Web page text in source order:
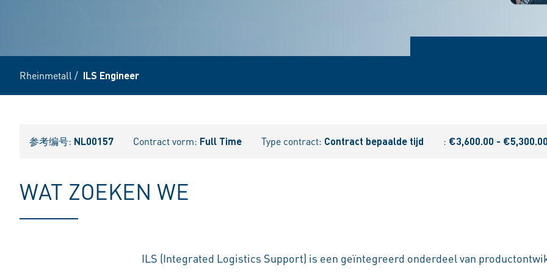
Rheinmetall / ILS Engineer
参考编号: NL00157 Contract vorm: Full Time Type contract: Contract bepaalde tijd : €3,600.00 - €5,300.00
WAT ZOEKEN WE
ILS (Integrated Logistics Support) is een geïntegreerd onderdeel van